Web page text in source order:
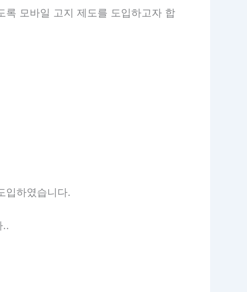
록 모바일 고지 제도를 도입하고자 합
입하였습니다.
..